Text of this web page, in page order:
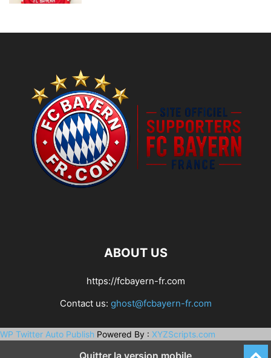
ABOUT US
https://fcbayern-fr.com
Contact us: ghost@fcbayern-fr.com
WP Twitter Auto Publish Powered By : XYZScripts.com
Quitter la version mobile